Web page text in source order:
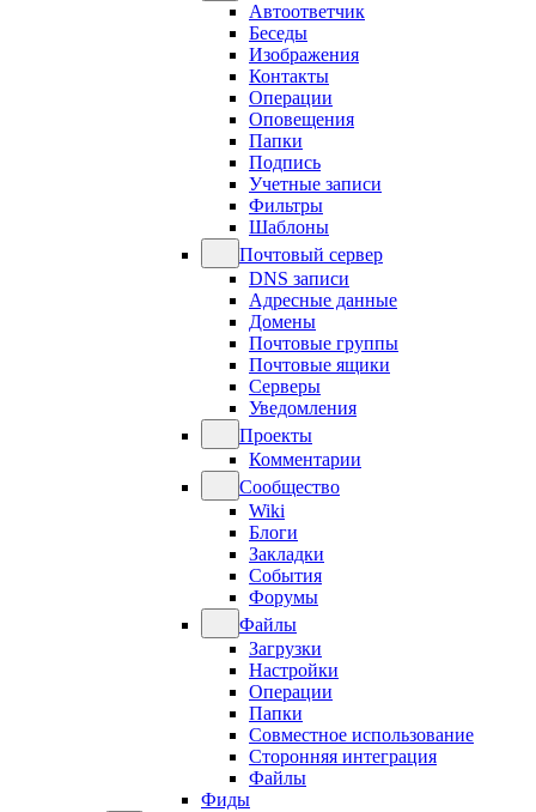
Автоответчик
Беседы
Изображения
Контакты
Операции
Оповещения
Папки
Подпись
Учетные записи
Фильтры
Шаблоны
Почтовый сервер
DNS записи
Адресные данные
Домены
Почтовые группы
Почтовые ящики
Серверы
Уведомления
Проекты
Комментарии
Сообщество
Wiki
Блоги
Закладки
События
Форумы
Файлы
Загрузки
Настройки
Операции
Папки
Совместное использование
Сторонняя интеграция
Файлы
Фиды